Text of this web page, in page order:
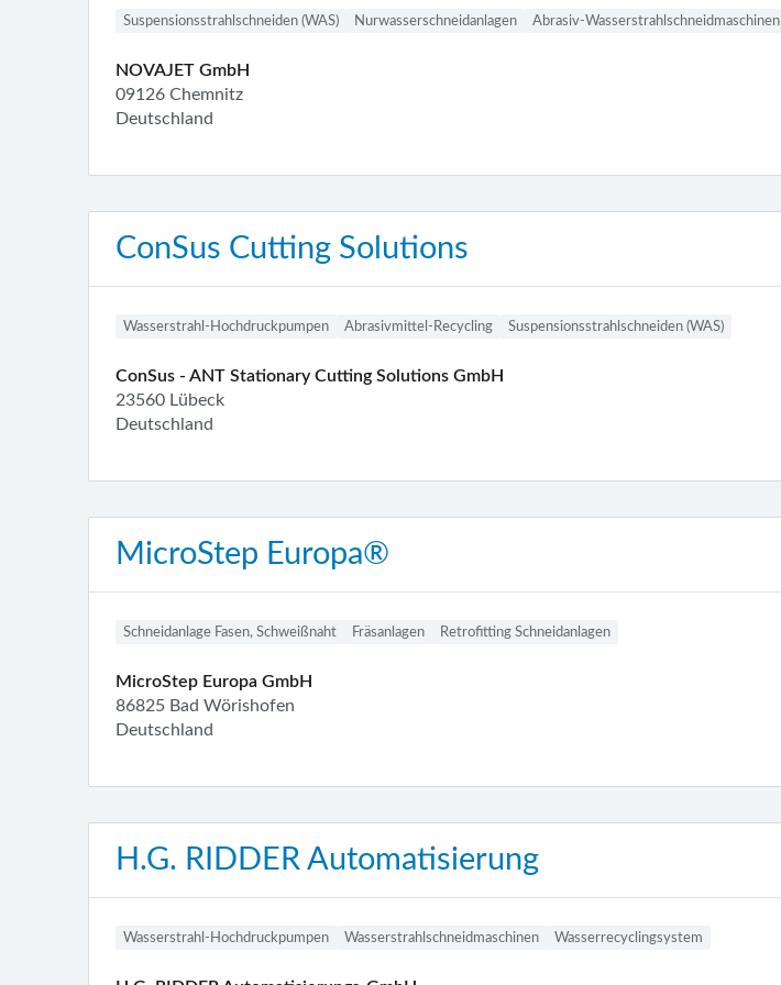
Suspensionsstrahlschneiden (WAS) Nurwasserschneidanlagen Abrasiv-Wasserstrahlschneidmaschinen
NOVAJET GmbH
09126 Chemnitz
Deutschland
ConSus Cutting Solutions
Wasserstrahl-Hochdruckpumpen Abrasivmittel-Recycling Suspensionsstrahlschneiden (WAS)
ConSus - ANT Stationary Cutting Solutions GmbH
23560 Lübeck
Deutschland
MicroStep Europa®
Schneidanlage Fasen, Schweißnaht Fräsanlagen Retrofitting Schneidanlagen
MicroStep Europa GmbH
86825 Bad Wörishofen
Deutschland
H.G. RIDDER Automatisierung
Wasserstrahl-Hochdruckpumpen Wasserstrahlschneidmaschinen Wasserrecyclingsystem